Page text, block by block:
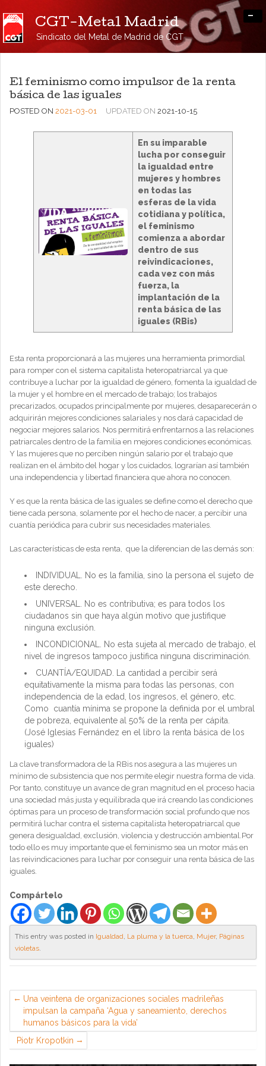
CGT-Metal Madrid
Sindicato del Metal de Madrid de CGT
-
El feminismo como impulsor de la renta
básica de las iguales
POSTED ON 2021-03-01 UPDATED ON 2021-10-15
En su imparable
lucha por conseguir
la igualdad entre
mujeres y hombres
en todas las
esferas de la vida
cotidiana y política,
el feminismo
comienza a abordar
dentro de sus
reivindicaciones,
cada vez con más
fuerza, la
implantación de la
renta básica de las
iguales (RBis)
Esta renta proporcionará a las mujeres una herramienta primordial
para romper con el sistema capitalista heteropatriarcal ya que
contribuye a luchar por la igualdad de género, fomenta la igualdad de
la mujer y el hombre en el mercado de trabajo; los trabajos
precarizados, ocupados principalmente por mujeres, desaparecerán o
adquirirán mejores condiciones salariales y nos dará capacidad de
negociar mejores salarios. Nos permitirá enfrentarnos a las relaciones
patriarcales dentro de la familia en mejores condiciones económicas.
Y las mujeres que no perciben ningún salario por el trabajo que
realizan en el ámbito del hogar y los cuidados, lograrían así también
una independencia y libertad financiera que ahora no conocen.
Y es que la renta básica de las iguales se define como el derecho que
tiene cada persona, solamente por el hecho de nacer, a percibir una
cuantía periódica para cubrir sus necesidades materiales.
Las características de esta renta, que la diferencian de las demás son:
INDIVIDUAL. No es la familia, sino la persona el sujeto de
este derecho.
UNIVERSAL. No es contributiva; es para todos los
ciudadanos sin que haya algún motivo que justifique
ninguna exclusión.
INCONDICIONAL. No esta sujeta al mercado de trabajo, el
nivel de ingresos tampoco justifica ninguna discriminación.
CUANTÍA/EQUIDAD. La cantidad a percibir será
equitativamente la misma para todas las personas, con
independencia de la edad, los ingresos, el género, etc.
Como cuantía mínima se propone la definida por el umbral
de pobreza, equivalente al 50% de la renta per cápita.
(José Iglesias Fernández en el libro la renta básica de los
iguales)
La clave transformadora de la RBis nos asegura a las mujeres un
mínimo de subsistencia que nos permite elegir nuestra forma de vida.
Por tanto, constituye un avance de gran magnitud en el proceso hacia
una sociedad más justa y equilibrada que irá creando las condiciones
óptimas para un proceso de transformación social profundo que nos
permitirá luchar contra el sistema capitalista heteropatriarcal que
genera desigualdad, exclusión, violencia y destrucción ambiental.Por
todo ello es muy importante que el feminismo sea un motor más en
las reivindicaciones para luchar por conseguir una renta básica de las
iguales.
Compártelo
This entry was posted in Igualdad, La pluma y la tuerca, Mujer, Páginas
violetas.
Una veintena de organizaciones sociales madrileñas
impulsan la campaña ‘Agua y saneamiento, derechos
humanos básicos para la vida’
Piotr Kropotkin